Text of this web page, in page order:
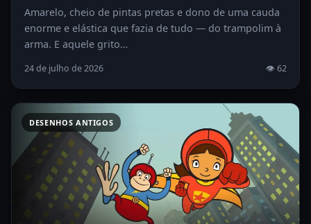
Amarelo, cheio de pintas pretas e dono de uma cauda
enorme e elástica que fazia de tudo — do trampolim à
arma. E aquele grito…
24 de julho de 2026 👁 62
DESENHOS ANTIGOS